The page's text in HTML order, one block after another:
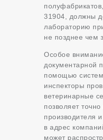
31904, должны
лабораторию
не позднее чем
Особое
документарной
помощью
инспекторы
ветеринарные
позволяет
производителя
в адрес
может